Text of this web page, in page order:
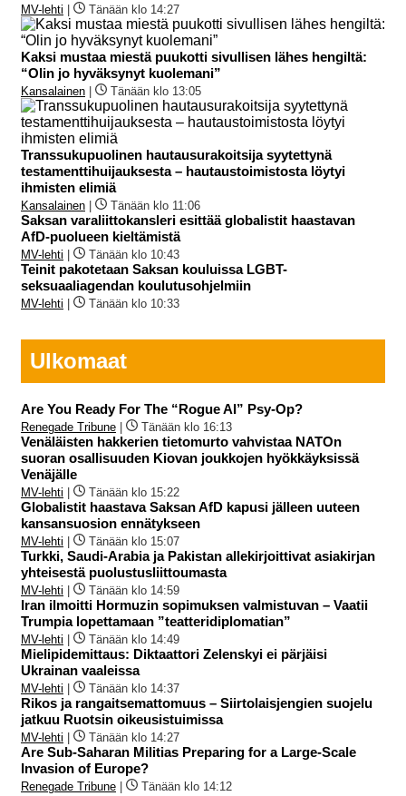
MV-lehti | Tänään klo 14:27
Kaksi mustaa miestä puukotti sivullisen lähes hengiltä:
“Olin jo hyväksynyt kuolemani”
Kansalainen | Tänään klo 13:05
Transsukupuolinen hautausurakoitsija syytettynä
testamenttihuijauksesta – hautaustoimistosta löytyi
ihmisten elimiä
Kansalainen | Tänään klo 11:06
Saksan varaliittokansleri esittää globalistit haastavan
AfD-puolueen kieltämistä
MV-lehti | Tänään klo 10:43
Teinit pakotetaan Saksan kouluissa LGBT-
seksuaaliagendan koulutusohjelmiin
MV-lehti | Tänään klo 10:33
Ulkomaat
Are You Ready For The “Rogue AI” Psy-Op?
Renegade Tribune | Tänään klo 16:13
Venäläisten hakkerien tietomurto vahvistaa NATOn
suoran osallisuuden Kiovan joukkojen hyökkäyksissä
Venäjälle
MV-lehti | Tänään klo 15:22
Globalistit haastava Saksan AfD kapusi jälleen uuteen
kansansuosion ennätykseen
MV-lehti | Tänään klo 15:07
Turkki, Saudi-Arabia ja Pakistan allekirjoittivat asiakirjan
yhteisestä puolustusliittoumasta
MV-lehti | Tänään klo 14:59
Iran ilmoitti Hormuzin sopimuksen valmistuvan – Vaatii
Trumpia lopettamaan ”teatteridiplomatian”
MV-lehti | Tänään klo 14:49
Mielipidemittaus: Diktaattori Zelenskyi ei pärjäisi
Ukrainan vaaleissa
MV-lehti | Tänään klo 14:37
Rikos ja rangaitsemattomuus – Siirtolaisjengien suojelu
jatkuu Ruotsin oikeusistuimissa
MV-lehti | Tänään klo 14:27
Are Sub-Saharan Militias Preparing for a Large-Scale
Invasion of Europe?
Renegade Tribune | Tänään klo 14:12